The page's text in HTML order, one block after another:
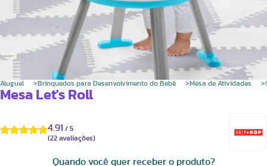
Aluguel Brinquedos para Desenvolvimento do Bebê Mesa de Atividades
Mesa Let's Roll
4.91 / 5
(22 avaliações)
Quando você quer receber o produto?